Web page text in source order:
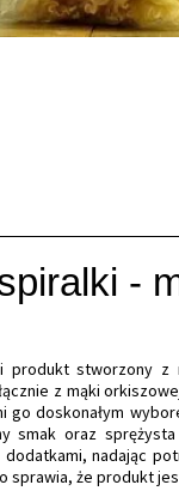
-
stworzony z
z mąki
go doskonałym
smak oraz
nadając
sprawia, że produkt